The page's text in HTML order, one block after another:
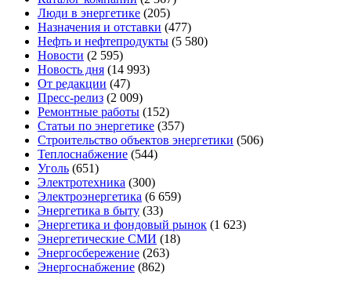
Люди в энергетике (205)
Назначения и отставки (477)
Нефть и нефтепродукты (5 580)
Новости (2 595)
Новость дня (14 993)
От редакции (47)
Пресс-релиз (2 009)
Ремонтные работы (152)
Статьи по энергетике (357)
Строительство объектов энергетики (506)
Теплоснабжение (544)
Уголь (651)
Электротехника (300)
Электроэнергетика (6 659)
Энергетика в быту (33)
Энергетика и фондовый рынок (1 623)
Энергетические СМИ (18)
Энергосбережение (263)
Энергоснабжение (862)